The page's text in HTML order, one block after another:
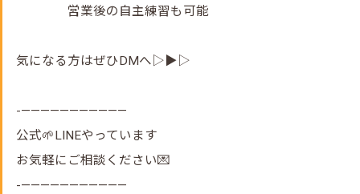
営業後の自主練習も可能
気になる方はぜひDMへ▷▶▷
-———————————
公式🌱LINEやっています
お気軽にご相談ください💌
-———————————